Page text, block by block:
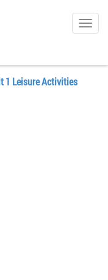
1 Leisure Activities